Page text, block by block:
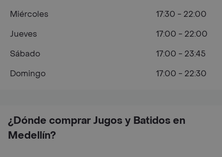
¿Dónde comprar Jugos y Batidos en
Medellín?
Miércoles
17:30 - 22:00
Jueves
17:00 - 22:00
Sábado
17:00 - 23:45
Domingo
17:00 - 22:30